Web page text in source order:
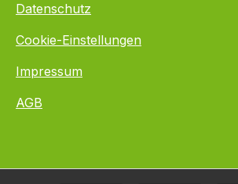
Datenschutz
Cookie-Einstellungen
Impressum
AGB